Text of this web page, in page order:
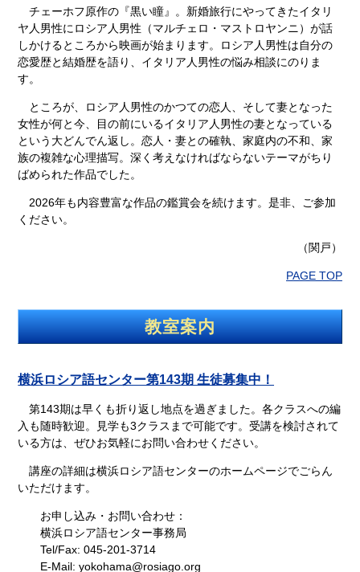
チェーホフ原作の『黒い瞳』。新婚旅行にやってきたイタリ
ヤ人男性にロシア人男性（マルチェロ・マストロヤンニ）が話
しかけるところから映画が始まります。ロシア人男性は自分の
恋愛歴と結婚歴を語り、イタリア人男性の悩み相談にのりま
す。
ところが、ロシア人男性のかつての恋人、そして妻となった
女性が何と今、目の前にいるイタリア人男性の妻となっている
という大どんでん返し。恋人・妻との確執、家庭内の不和、家
族の複雑な心理描写。深く考えなければならないテーマがちり
ばめられた作品でした。
2026年も内容豊富な作品の鑑賞会を続けます。是非、ご参加
ください。
（関戸）
PAGE TOP
教室案内
横浜ロシア語センター第143期 生徒募集中！
第143期は早くも折り返し地点を過ぎました。各クラスへの編
入も随時歓迎。見学も3クラスまで可能です。受講を検討されて
いる方は、ぜひお気軽にお問い合わせください。
講座の詳細は横浜ロシア語センターのホームページでごらん
いただけます。
お申し込み・お問い合わせ：
横浜ロシア語センター事務局
Tel/Fax: 045-201-3714
E-Mail: yokohama@rosiago.org